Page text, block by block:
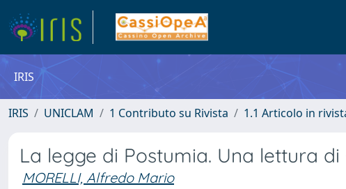
IRIS
IRIS UNICLAM 1 Contributo su Rivista 1.1 Articolo in
La legge di Postumia. Una lettura di
MORELLI, Alfredo Mario